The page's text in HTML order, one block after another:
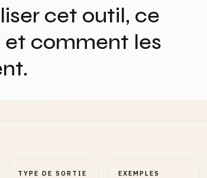
cet outil, ce
et comment les
TYPE DE SORTIE
EXEMPLES